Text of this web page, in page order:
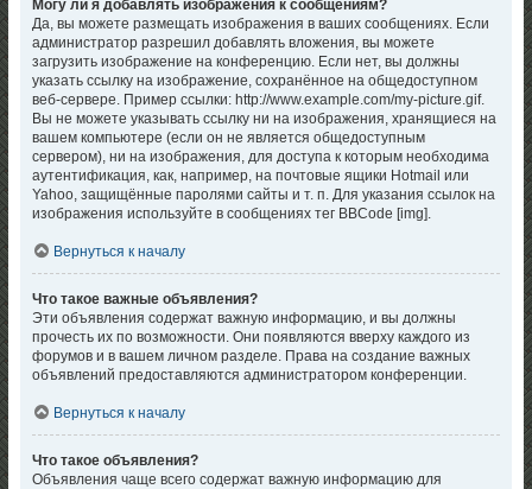
Могу ли я добавлять изображения к сообщениям?
Да, вы можете размещать изображения в ваших сообщениях. Если
администратор разрешил добавлять вложения, вы можете
загрузить изображение на конференцию. Если нет, вы должны
указать ссылку на изображение, сохранённое на общедоступном
веб-сервере. Пример ссылки: http://www.example.com/my-picture.gif.
Вы не можете указывать ссылку ни на изображения, хранящиеся на
вашем компьютере (если он не является общедоступным
сервером), ни на изображения, для доступа к которым необходима
аутентификация, как, например, на почтовые ящики Hotmail или
Yahoo, защищённые паролями сайты и т. п. Для указания ссылок на
изображения используйте в сообщениях тег BBCode [img].
Вернуться к началу
Что такое важные объявления?
Эти объявления содержат важную информацию, и вы должны
прочесть их по возможности. Они появляются вверху каждого из
форумов и в вашем личном разделе. Права на создание важных
объявлений предоставляются администратором конференции.
Вернуться к началу
Что такое объявления?
Объявления чаще всего содержат важную информацию для